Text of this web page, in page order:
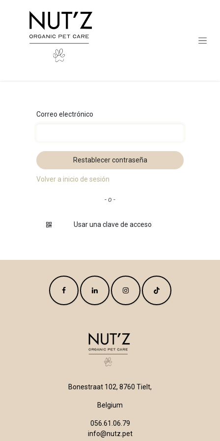
Correo electrónico
Restablecer contraseña
Volver a inicio de sesión
- o -
Usar una clave de acceso
Bonestraat 102, 8760 Tielt,
Belgium
056.61.06.79
info@nutz.pet